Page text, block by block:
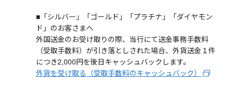
■「シルバー」「ゴールド」「プラチナ」「ダイヤモン
ド」のお客さまへ
外国送金のお受け取りの際、当行にて送金事務手数料
（受取手数料）が引き落としされた場合、外貨送金１件
につき2,000円を後日キャッシュバックします。
外貨を受け取る（受取手数料のキャッシュバック）